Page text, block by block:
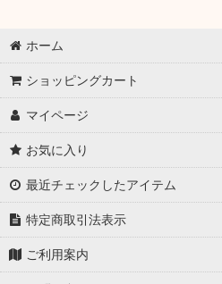
ホーム
ショッピングカート
マイページ
お気に入り
最近チェックしたアイテム
特定商取引法表示
ご利用案内